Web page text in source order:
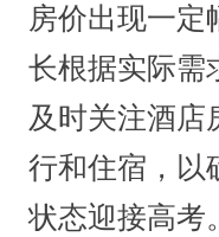
房价出现一定
长根据实际需
及时关注酒店
行和住宿，以
状态迎接高考。